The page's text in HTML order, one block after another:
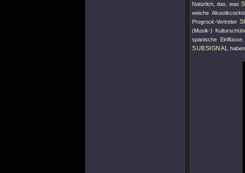
Natürlich, das, was
weiche
Progrock-Vertreter
(Musik-)
spanische
SUBSIGNAL